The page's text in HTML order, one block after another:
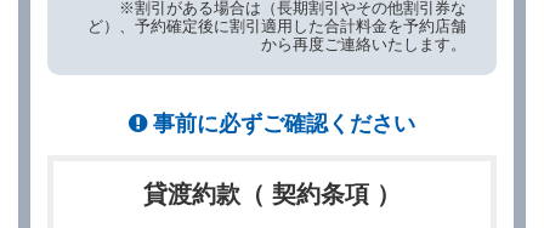
※割引がある場合は（長期割引やその他割引券な
ど）、予約確定後に割引適用した合計料金を予約店舗
から再度ご連絡いたします。
事前に必ずご確認ください
貸渡約款（ 契約条項 ）